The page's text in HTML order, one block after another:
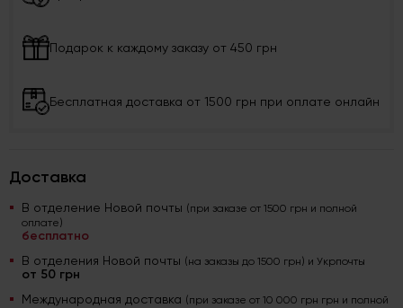
Подарок к каждому заказу от 450 грн
Бесплатная доставка от 1500 грн при оплате онлайн
Доставка
В отделение Новой почты (при заказе от 1500 грн и полной
оплате)
бесплатно
В отделения Новой почты (на заказы до 1500 грн) и Укрпочты
от 50 грн
Международная доставка (при заказе от 10 000 грн грн и полной